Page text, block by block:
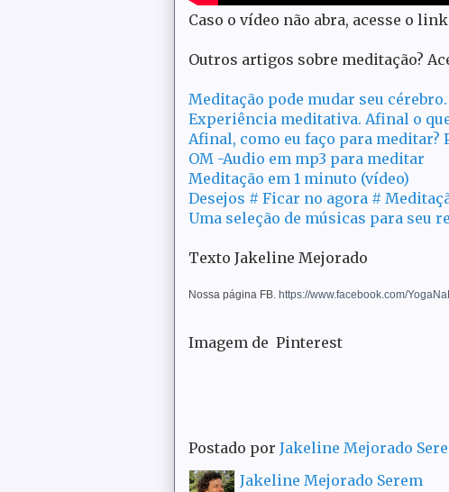
Caso o vídeo não abra, acesse o
Outros artigos sobre meditação?
Meditação pode mudar seu
Experiência meditativa. Afinal o
Afinal, como eu faço para meditar?
OM -Audio em mp3 para meditar
Meditação em 1 minuto (vídeo)
Desejos # Ficar no agora #
Uma seleção de músicas para seu
Texto Jakeline Mejorado
Nossa página FB. https://www.facebook.com/
Imagem de Pinterest
Postado por Jakeline Mejorado
Jakeline Mejorado Serem